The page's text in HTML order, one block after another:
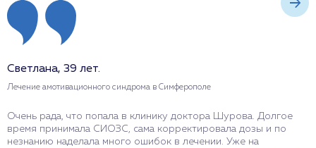
Светлана, 39 лет.
Лечение амотивационного синдрома в Симферополе
Очень рада, что попала в клинику доктора Шурова. Долгое
время принимала СИОЗС, сама корректировала дозы и по
незнанию наделала много ошибок в лечении. Уже на